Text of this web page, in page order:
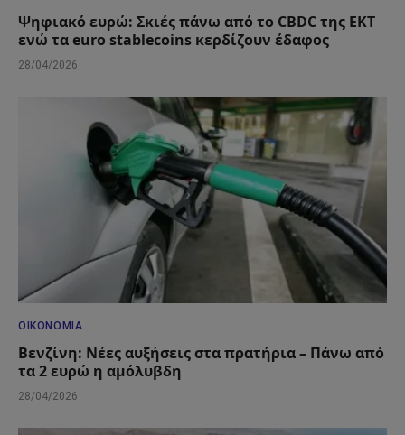
Ψηφιακό ευρώ: Σκιές πάνω από το CBDC της ΕΚΤ
ενώ τα euro stablecoins κερδίζουν έδαφος
28/04/2026
ΟΙΚΟΝΟΜΊΑ
Βενζίνη: Νέες αυξήσεις στα πρατήρια – Πάνω από
τα 2 ευρώ η αμόλυβδη
28/04/2026